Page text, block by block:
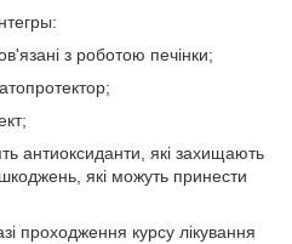
з роботою печінки;
антиоксиданти, які захищають
які можуть принести
проходження курсу лікування